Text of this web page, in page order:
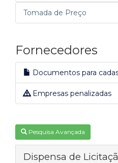
Tomada de Preço
Fornecedores
Documentos para
Empresas penalizadas
Pesquisa Avançada
Dispensa de